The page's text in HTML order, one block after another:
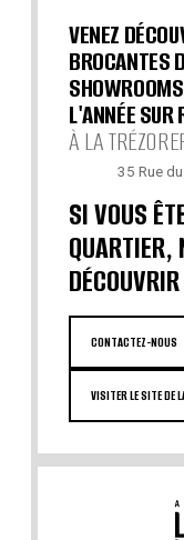
VENEZ
BROCANTES
L'ANNÉE SUR
À LA
35 Rue
SI VOUS
QUARTIER,
CONTACTEZ-NOUS
VISITER LE SITE DE